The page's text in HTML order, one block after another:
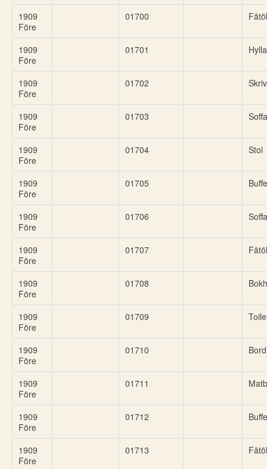
1909
Före
01700
1909
Före
01701 Hylla
1909
Före
01702
1909
Före
01703 Soffa
1909
Före
01704 Stol
1909
Före
01705
1909
Före
01706 Soffa
1909
Före
01707
1909
Före
01708
1909
Före
01709
1909
Före
01710 Bord
1909
Före
01711
1909
Före
01712
1909
Före
01713